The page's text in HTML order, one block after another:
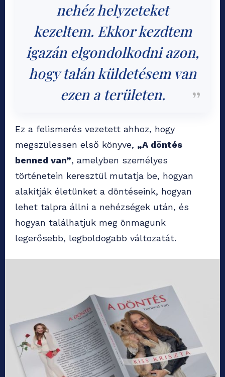
nehéz helyzeteket
kezeltem. Ekkor kezdtem
igazán elgondolkodni azon,
hogy talán küldetésem van
ezen a területen.
Ez a felismerés vezetett ahhoz, hogy
megszülessen első könyve, „A döntés
benned van”, amelyben személyes
történetein keresztül mutatja be, hogyan
alakítják életünket a döntéseink, hogyan
lehet talpra állni a nehézségek után, és
hogyan találhatjuk meg önmagunk
legerősebb, legboldogabb változatát.